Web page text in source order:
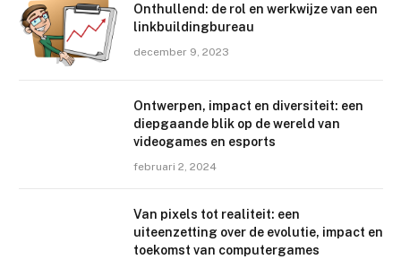
Onthullend: de rol en werkwijze van een
linkbuildingbureau
december 9, 2023
Ontwerpen, impact en diversiteit: een
diepgaande blik op de wereld van
videogames en esports
februari 2, 2024
Van pixels tot realiteit: een
uiteenzetting over de evolutie, impact en
toekomst van computergames